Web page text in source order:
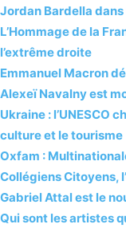
Jordan Bardella
L’Hommage de la
l’extrême droite
Emmanuel Macron
Alexeï Navalny est
Ukraine : l’UNESCO
culture et le tourisme
Oxfam :
Collégiens Citoyens,
Gabriel Attal est le
Qui sont les artistes